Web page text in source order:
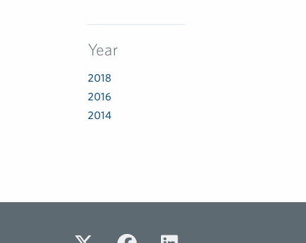
Year
2018
2016
2014